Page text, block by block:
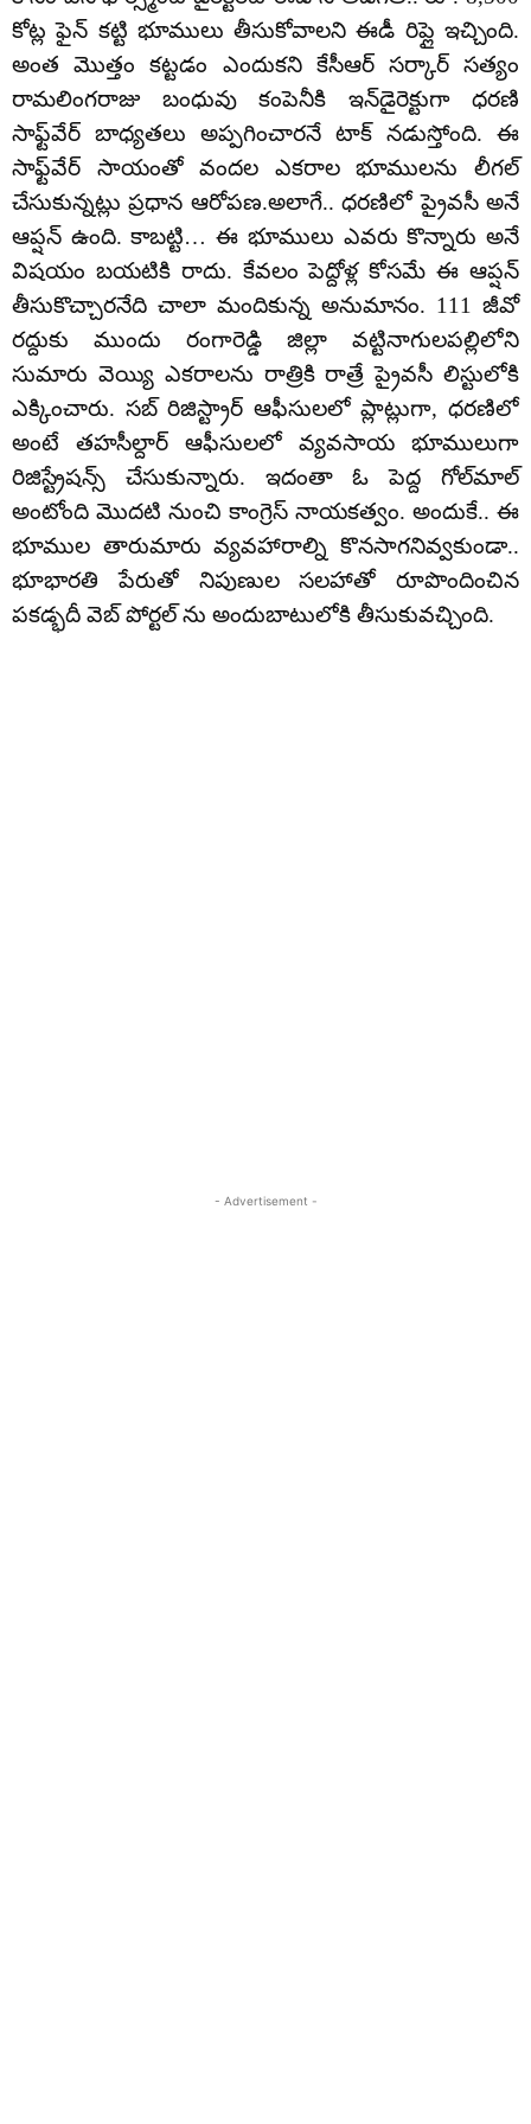
కోట్ల ఫైన్ కట్టి భూములు తీసుకోవాలని ఈడీ రిప్లై ఇచ్చింది.
అంత మొత్తం కట్టడం ఎందుకని కేసీఆర్‌ సర్కార్‌ సత్యం
రామలింగరాజు బంధువు కంపెనీకి ఇన్‌డైరెక్టుగా ధరణి
సాఫ్ట్‌వేర్‌ బాధ్యతలు అప్పగించారనే టాక్ నడుస్తోంది. ఈ
సాఫ్ట్‌వేర్ సాయంతో వందల ఎకరాల భూములను లీగల్‌
చేసుకున్నట్లు ప్రధాన ఆరోపణ.అలాగే.. ధరణిలో ప్రైవసీ అనే
ఆప్షన్ ఉంది. కాబట్టి… ఈ భూములు ఎవరు కొన్నారు అనే
విషయం బయటికి రాదు. కేవలం పెద్దోళ్ల కోసమే ఈ ఆప్షన్
తీసుకొచ్చారనేది చాలా మందికున్న అనుమానం. 111 జీవో
రద్దుకు ముందు రంగారెడ్డి జిల్లా వ‌ట్టినాగుల‌ప‌ల్లిలోని
సుమారు వెయ్యి ఎక‌రాల‌ను రాత్రికి రాత్రే ప్రైవసీ లిస్టులోకి
ఎక్కించారు. సబ్ రిజిస్ట్రార్ ఆఫీసులలో ప్లాట్లుగా, ధరణిలో
అంటే తహసీల్దార్ ఆఫీసులలో వ్యవసాయ భూములుగా
రిజిస్ట్రేషన్స్ చేసుకున్నారు. ఇదంతా ఓ పెద్ద గోల్‌మాల్
అంటోంది మొదటి నుంచి కాంగ్రెస్ నాయకత్వం. అందుకే.. ఈ
భూముల తారుమారు వ్యవహారాల్ని కొనసాగనివ్వకుండా..
భూభారతి పేరుతో నిపుణుల సలహాతో రూపొందించిన
పకడ్భదీ వెబ్ పోర్టల్ ను అందుబాటులోకి తీసుకువచ్చింది.
- Advertisement -